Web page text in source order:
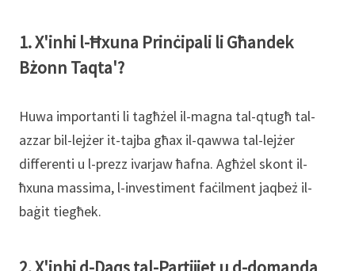
1. X'inhi l-Ħxuna Prinċipali li Għandek
Bżonn Taqta'?
Huwa importanti li tagħżel il-magna tal-qtugħ tal-
azzar bil-lejżer it-tajba għax il-qawwa tal-lejżer
differenti u l-prezz ivarjaw ħafna. Agħżel skont il-
ħxuna massima, l-investiment faċilment jaqbeż il-
baġit tiegħek.